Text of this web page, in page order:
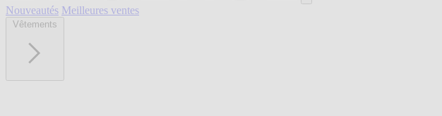
Nouveautés Meilleures ventes
Vêtements